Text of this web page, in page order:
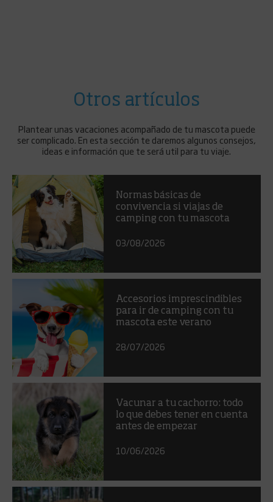
Otros artículos
Plantear unas vacaciones acompañado de tu mascota puede
ser complicado. En esta sección te daremos algunos consejos,
ideas e información que te será util para tu viaje.
Normas básicas de
convivencia si viajas de
camping con tu mascota
03/08/2026
Accesorios imprescindibles
para ir de camping con tu
mascota este verano
28/07/2026
Vacunar a tu cachorro: todo
lo que debes tener en cuenta
antes de empezar
10/06/2026